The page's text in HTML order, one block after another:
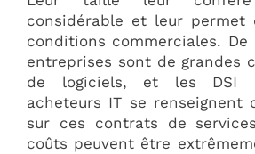
considérable et leur permet
conditions commerciales. De
entreprises sont de grandes
de logiciels, et les DSI
acheteurs IT se renseignent
sur ces contrats de
coûts peuvent être